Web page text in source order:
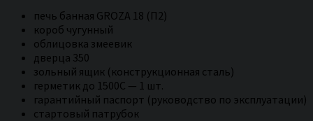
печь банная GROZA 18 (П2)
короб чугунный
облицовка змеевик
дверца 350
зольный ящик (конструкционная сталь)
герметик до 1500С — 1 шт.
гарантийный паспорт (руководство по эксплуатации)
стартовый патрубок